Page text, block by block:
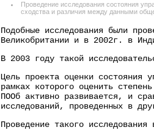
Проведение исследования состояния
сходства и различия между данными
Подобные исследования были
Великобритании и в 2002г. в
В 2003 году такой
Цель проекта оценки состояния
рамках которого оценить
ПООб активно развивается, и
исследований, проведенных в
Проведение такого